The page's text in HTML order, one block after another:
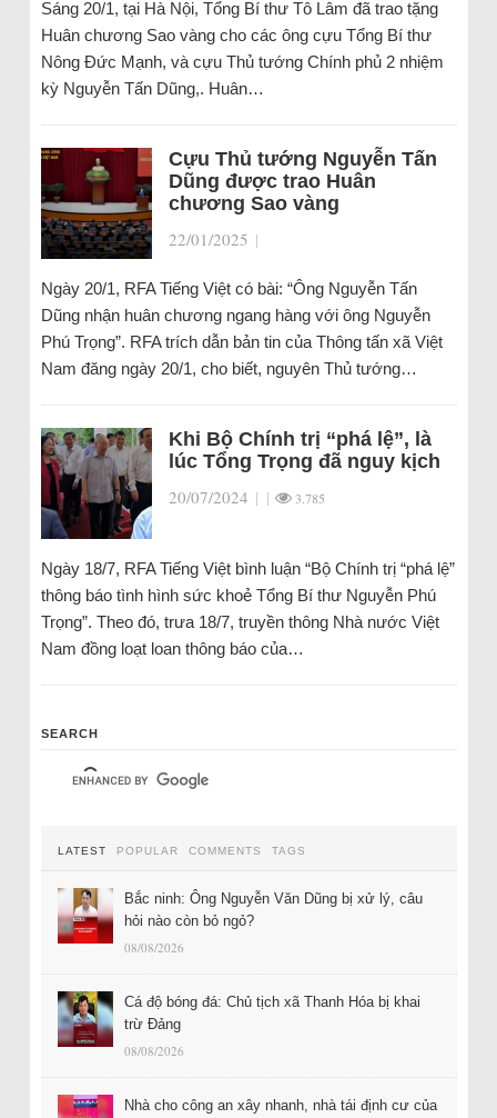
Sáng 20/1, tại Hà Nội, Tổng Bí thư Tô Lâm đã trao tặng
Huân chương Sao vàng cho các ông cựu Tổng Bí thư
Nông Đức Mạnh, và cựu Thủ tướng Chính phủ 2 nhiệm
kỳ Nguyễn Tấn Dũng,. Huân…
Cựu Thủ tướng Nguyễn Tấn
Dũng được trao Huân
chương Sao vàng
22/01/2025 |
Ngày 20/1, RFA Tiếng Việt có bài: “Ông Nguyễn Tấn
Dũng nhận huân chương ngang hàng với ông Nguyễn
Phú Trọng”. RFA trích dẫn bản tin của Thông tấn xã Việt
Nam đăng ngày 20/1, cho biết, nguyên Thủ tướng…
Khi Bộ Chính trị “phá lệ”, là
lúc Tổng Trọng đã nguy kịch
20/07/2024 | | 3.785
Ngày 18/7, RFA Tiếng Việt bình luận “Bộ Chính trị “phá lệ”
thông báo tình hình sức khoẻ Tổng Bí thư Nguyễn Phú
Trọng”. Theo đó, trưa 18/7, truyền thông Nhà nước Việt
Nam đồng loạt loan thông báo của…
SEARCH
LATEST POPULAR COMMENTS TAGS
Bắc ninh: Ông Nguyễn Văn Dũng bị xử lý, câu
hỏi nào còn bỏ ngỏ?
08/08/2026
Cá độ bóng đá: Chủ tịch xã Thanh Hóa bị khai
trừ Đảng
08/08/2026
Nhà cho công an xây nhanh, nhà tái định cư của